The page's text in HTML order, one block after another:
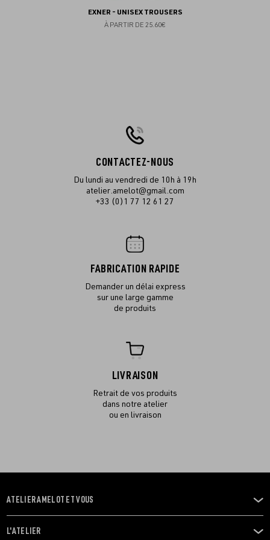
EXNER - UNISEX TROUSERS
À PARTIR DE 25.60€
CONTACTEZ-NOUS
Du lundi au vendredi de 10h à 19h
atelier.amelot@gmail.com
+33 (0)1 77 12 61 27
FABRICATION RAPIDE
Demander un délai express
sur une large gamme
de produits
LIVRAISON
Retrait de vos produits
dans notre atelier
ou en livraison
OUVRIR
LE
MENU
ATELIER AMELOT ET VOUS
OUVRIR
L'ATELIER